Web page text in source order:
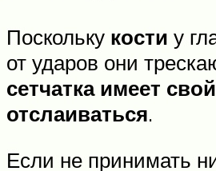
Поскольку кости у
от ударов они
сетчатка имеет
отслаиваться.
Если не принимать